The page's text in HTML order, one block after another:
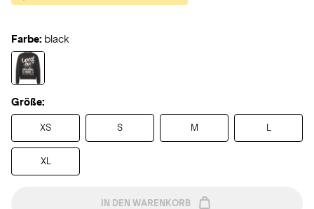
Farbe: black
Größe:
XS S M L
XL
IN DEN WARENKORB